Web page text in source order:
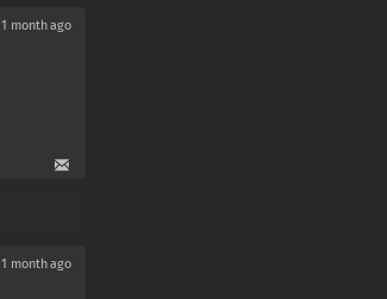
1 month ago
1 month ago